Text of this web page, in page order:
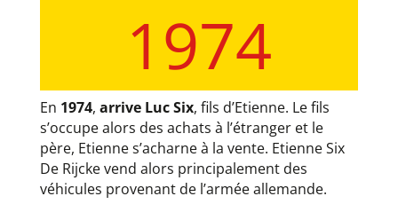
1974
En 1974, arrive Luc Six, fils d’Etienne. Le fils
s’occupe alors des achats à l’étranger et le
père, Etienne s’acharne à la vente. Etienne Six
De Rijcke vend alors principalement des
véhicules provenant de l’armée allemande.